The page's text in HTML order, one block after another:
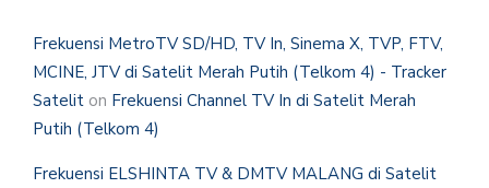
Frekuensi MetroTV SD/HD, TV In, Sinema X, TVP, FTV,
MCINE, JTV di Satelit Merah Putih (Telkom 4) - Tracker
Satelit on Frekuensi Channel TV In di Satelit Merah
Putih (Telkom 4)
Frekuensi ELSHINTA TV & DMTV MALANG di Satelit